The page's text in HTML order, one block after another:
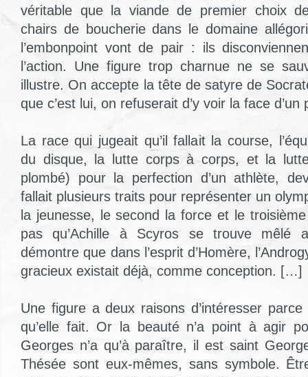
véritable que la viande de premier choix
chairs de boucherie dans le domaine
l’embonpoint vont de pair : ils
l’action. Une figure trop charnue ne se
illustre. On accepte la tête de satyre de
que c’est lui, on refuserait d’y voir la face d’un
La race qui jugeait qu’il fallait la course,
du disque, la lutte corps à corps, et la
plombé) pour la perfection d’un athlète,
fallait plusieurs traits pour représenter un
la jeunesse, le second la force et le troisième
pas qu’Achille à Scyros se trouve mêlé
démontre que dans l’esprit d’Homère,
gracieux existait déjà, comme conception. […]
Une figure a deux raisons d’intéresser parce
qu’elle fait. Or la beauté n’a point à agir
Georges n’a qu’à paraître, il est saint
Thésée sont eux-mêmes, sans symbole.